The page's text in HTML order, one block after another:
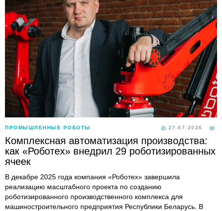
ПРОМЫШЛЕННЫЕ РОБОТЫ 27.07.2026
Комплексная автоматизация производства:
как «Роботех» внедрил 29 роботизированных
ячеек
В декабре 2025 года компания «Роботех» завершила
реализацию масштабного проекта по созданию
роботизированного производственного комплекса для
машиностроительного предприятия Республики Беларусь. В